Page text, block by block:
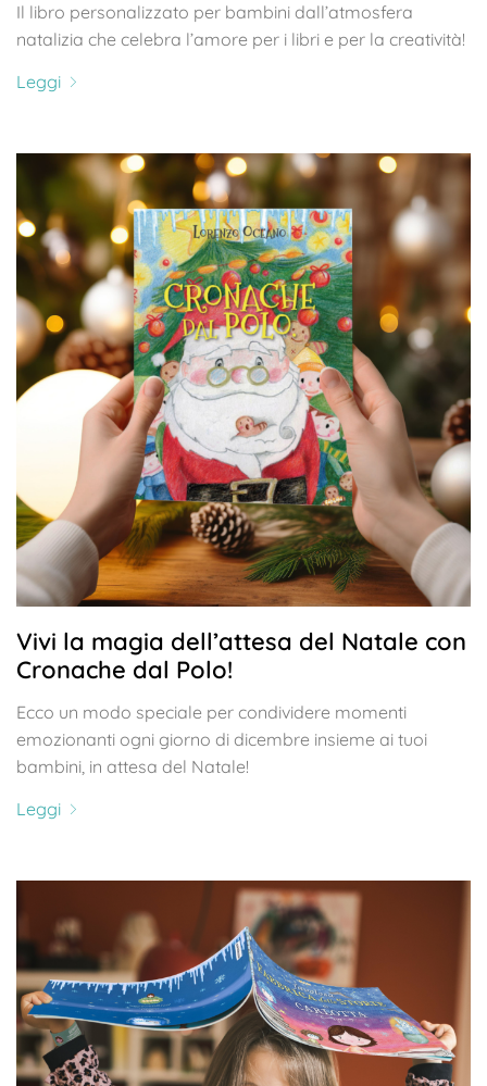
Il libro personalizzato per bambini dall’atmosfera
natalizia che celebra l’amore per i libri e per la creatività!
Leggi
Vivi la magia dell’attesa del Natale con
Cronache dal Polo!
Ecco un modo speciale per condividere momenti
emozionanti ogni giorno di dicembre insieme ai tuoi
bambini, in attesa del Natale!
Leggi